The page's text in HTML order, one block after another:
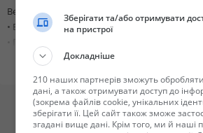
Версия 1с 7.7
• Бухгалтерский учет для Украины
• Бухгалтерия + Торговля + Склад
• Производство + Услуги + Бухгалтерия для
• Торговля+Склад
• Гостиница, Бар и др.
Зберігати та/або отримувати
на пристрої
Докладніше
210 наших партнерів зможуть
дані, а також отримувати доступ до
(зокрема файлів cookie, унікальних
зберігати її. Цей сайт також зможе
згадані вище дані. Крім того, ми й